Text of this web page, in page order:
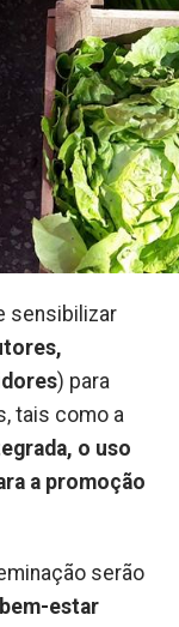
sensibilizar
) para
tais como a
o uso
a promoção
serão
bem-estar